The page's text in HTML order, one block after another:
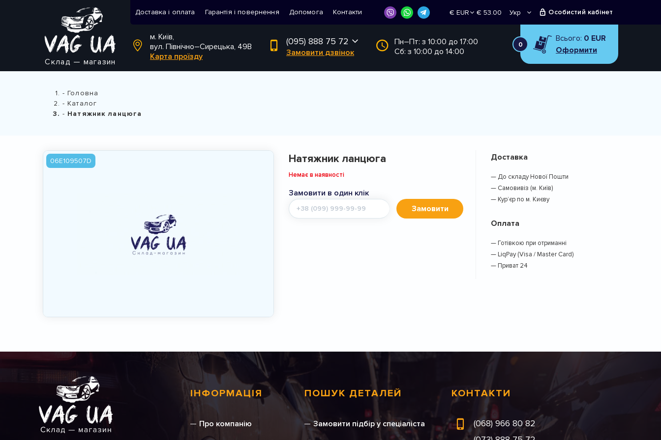
Склад — магазин
Доставка і оплата Гарантія і повернення Допомога Контакти
€ EUR
€ 53.00
Укр
Особистий кабінет
м. Київ,
вул. Північно–Сирецька, 49В
Карта проїзду
(095) 888 75 72
Замовити дзвінок
Пн–Пт: з 10:00 до 17:00
Сб: з 10:00 до 14:00
0
Всього: 0 EUR
Оформити
Головна
Каталог
Натяжник ланцюга
06E109507D Натяжник ланцюга
Немає в наявності
Замовити в один клік
Мобільний
телефон
Замовити
Доставка
— До складу Нової Пошти
— Самовивіз (м. Київ)
— Кур’єр по м. Києву
Оплата
— Готівкою при отриманні
— LiqPay (Visa / Master Card)
— Приват 24
ІНФОРМАЦІЯ
Про компанію
ПОШУК ДЕТАЛЕЙ
Замовити підбір у спеціаліста
КОНТАКТИ
(068) 966 80 82